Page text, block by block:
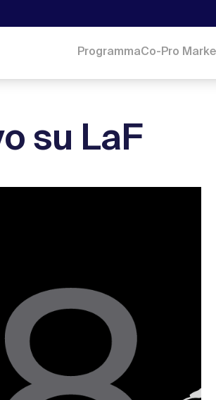
ProgrammaCo-Pro
su LaF